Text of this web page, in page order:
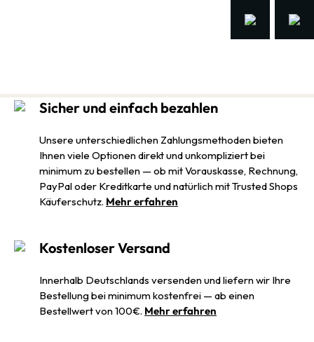
Sicher und einfach bezahlen
Unsere unterschiedlichen Zahlungsmethoden bieten
Ihnen viele Optionen direkt und unkompliziert bei
minimum zu bestellen — ob mit Vorauskasse, Rechnung,
PayPal oder Kreditkarte und natürlich mit Trusted Shops
Käuferschutz. Mehr erfahren
Kostenloser Versand
Innerhalb Deutschlands versenden und liefern wir Ihre
Bestellung bei minimum kostenfrei — ab einen
Bestellwert von 100€. Mehr erfahren